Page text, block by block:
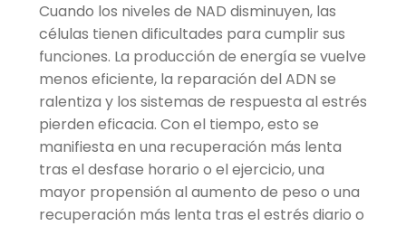
Cuando los niveles de NAD disminuyen, las
células tienen dificultades para cumplir sus
funciones. La producción de energía se vuelve
menos eficiente, la reparación del ADN se
ralentiza y los sistemas de respuesta al estrés
pierden eficacia. Con el tiempo, esto se
manifiesta en una recuperación más lenta
tras el desfase horario o el ejercicio, una
mayor propensión al aumento de peso o una
recuperación más lenta tras el estrés diario o